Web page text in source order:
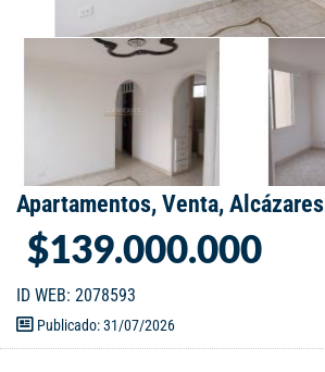
Apartamentos, Venta, Alcázares
$139.000.000
ID WEB: 2078593
Publicado: 31/07/2026